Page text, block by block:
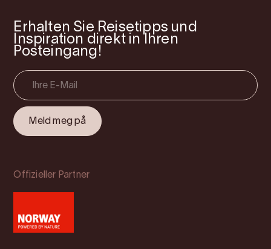
Erhalten Sie Reisetipps und
Inspiration direkt in Ihren
Posteingang!
Offizieller Partner